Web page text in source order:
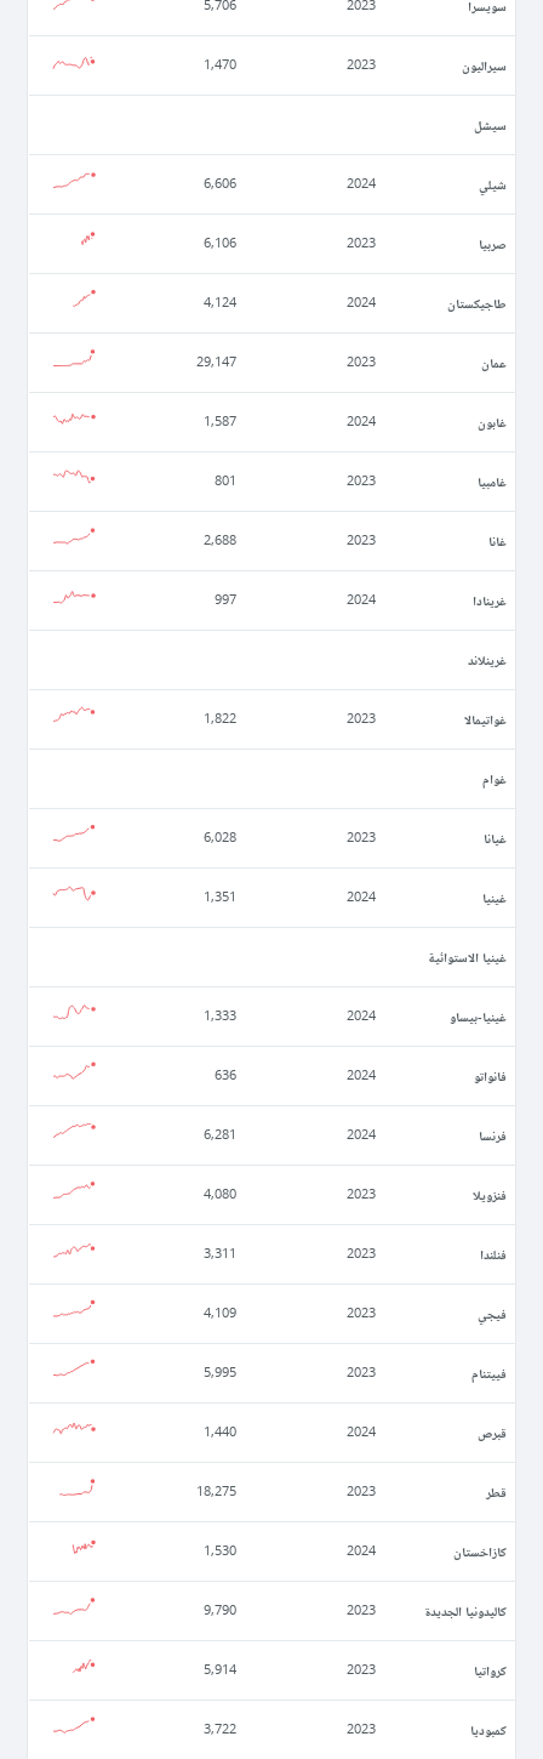
سويسرا 2023
5,706
سيراليون 2023
1,470
سيشل
شيلي 2024
6,606
صربيا 2023
6,106
طاجيكستان 2024
4,124
عمان 2023
29,147
غابون 2024
1,587
غامبيا 2023
801
غانا 2023
2,688
غرينادا 2024
997
غرينلاند
غواتيمالا 2023
1,822
غوام
غيانا 2023
6,028
غينيا 2024
1,351
غينيا الاستوائية
غينيا-بيساو 2024
1,333
فانواتو 2024
636
فرنسا 2024
6,281
فنزويلا 2023
4,080
فنلندا 2023
3,311
فيجي 2023
4,109
فييتنام 2023
5,995
قبرص 2024
1,440
قطر 2023
18,275
كازاخستان 2024
1,530
كاليدونيا الجديدة 2023
9,790
كرواتيا 2023
5,914
كمبوديا 2023
3,722